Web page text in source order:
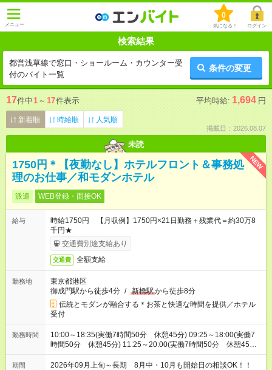
メニュー
0
気になる！ ログイン
検索結果
都営浅草線で窓口・ショールーム・カウンター受
付のバイト一覧
条件の変更
17件中1 ～ 17件表示 平均時給: 1,694 円
新着順 時給順 人気順
掲載日：2026.08.07
未読
NEW
1750円＊【夜勤なし】ホテルフロント＆事務処
理のお仕事／和モダンホテル
派遣 WEB登録・面接OK
給与
時給1750円 【月収例】1750円×21日勤務＋残業代＝約30万8
千円★
交通費別途支給あり
交通費 全額支給
勤務地
東京都港区
御成門駅から徒歩4分 / 新橋駅から徒歩8分
伝統とモダンが融合する＊お茶と快適な時間を提供／ホテル
受付
勤務時間
10:00～18:35(実働7時間50分 休憩45分) 09:25～18:00(実働7
時間50分 休憩45分) 11:25～20:00(実働7時間50分 休憩45分)
※時間シフト勤務
期間
2026年09月上旬～長期 8月中・10月も開始日の相談OK！！